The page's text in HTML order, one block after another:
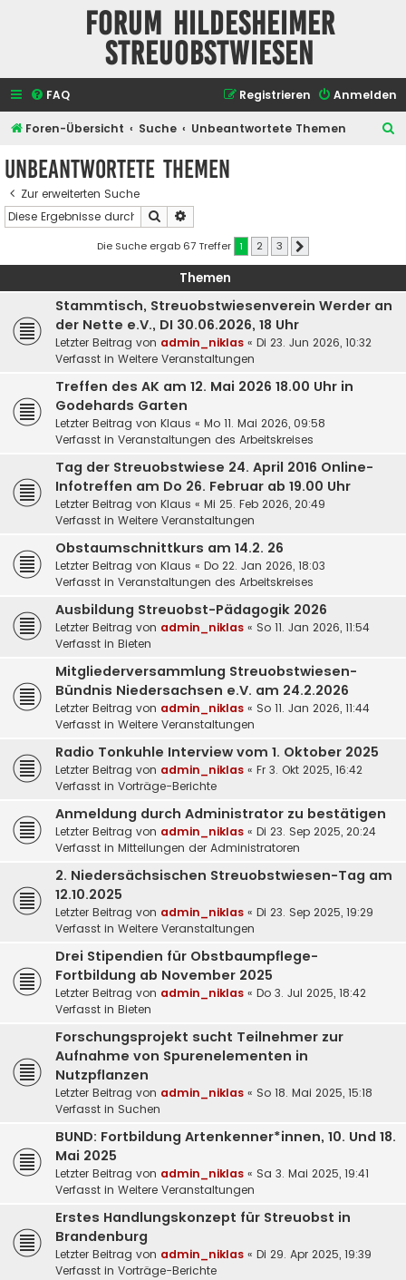
Forum Hildesheimer
Streuobstwiesen
FAQ Anmelden
Registrieren
Foren-Übersicht Suche Unbeantwortete Themen
Unbeantwortete Themen
Zur erweiterten Suche
Suche
Die Suche ergab 67 Treffer 1 2 3
Themen
Stammtisch, Streuobstwiesenverein Werder an
der Nette e.V., DI 30.06.2026, 18 Uhr
Letzter Beitrag von admin_niklas « Di 23. Jun 2026, 10:32
Verfasst in Weitere Veranstaltungen
Treffen des AK am 12. Mai 2026 18.00 Uhr in
Godehards Garten
Letzter Beitrag von Klaus « Mo 11. Mai 2026, 09:58
Verfasst in Veranstaltungen des Arbeitskreises
Tag der Streuobstwiese 24. April 2016 Online-
Infotreffen am Do 26. Februar ab 19.00 Uhr
Letzter Beitrag von Klaus « Mi 25. Feb 2026, 20:49
Verfasst in Weitere Veranstaltungen
Obstaumschnittkurs am 14.2. 26
Letzter Beitrag von Klaus « Do 22. Jan 2026, 18:03
Verfasst in Veranstaltungen des Arbeitskreises
Ausbildung Streuobst-Pädagogik 2026
Letzter Beitrag von admin_niklas « So 11. Jan 2026, 11:54
Verfasst in Bieten
Mitgliederversammlung Streuobstwiesen-
Bündnis Niedersachsen e.V. am 24.2.2026
Letzter Beitrag von admin_niklas « So 11. Jan 2026, 11:44
Verfasst in Weitere Veranstaltungen
Radio Tonkuhle Interview vom 1. Oktober 2025
Letzter Beitrag von admin_niklas « Fr 3. Okt 2025, 16:42
Verfasst in Vorträge-Berichte
Anmeldung durch Administrator zu bestätigen
Letzter Beitrag von admin_niklas « Di 23. Sep 2025, 20:24
Verfasst in Mitteilungen der Administratoren
2. Niedersächsischen Streuobstwiesen-Tag am
12.10.2025
Letzter Beitrag von admin_niklas « Di 23. Sep 2025, 19:29
Verfasst in Weitere Veranstaltungen
Drei Stipendien für Obstbaumpflege-
Fortbildung ab November 2025
Letzter Beitrag von admin_niklas « Do 3. Jul 2025, 18:42
Verfasst in Bieten
Forschungsprojekt sucht Teilnehmer zur
Aufnahme von Spurenelementen in
Nutzpflanzen
Letzter Beitrag von admin_niklas « So 18. Mai 2025, 15:18
Verfasst in Suchen
BUND: Fortbildung Artenkenner*innen, 10. Und 18.
Mai 2025
Letzter Beitrag von admin_niklas « Sa 3. Mai 2025, 19:41
Verfasst in Weitere Veranstaltungen
Erstes Handlungskonzept für Streuobst in
Brandenburg
Letzter Beitrag von admin_niklas « Di 29. Apr 2025, 19:39
Verfasst in Vorträge-Berichte